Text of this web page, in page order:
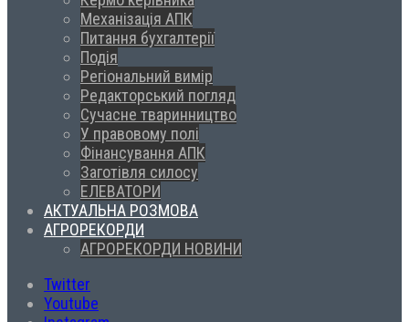
Механізація АПК
Питання бухгалтерії
Подія
Регіональний вимір
Редакторський погляд
Сучасне тваринництво
У правовому полі
Фінансування АПК
Заготівля силосу
ЕЛЕВАТОРИ
АКТУАЛЬНА РОЗМОВА
АГРОРЕКОРДИ
АГРОРЕКОРДИ НОВИНИ
Twitter
Youtube